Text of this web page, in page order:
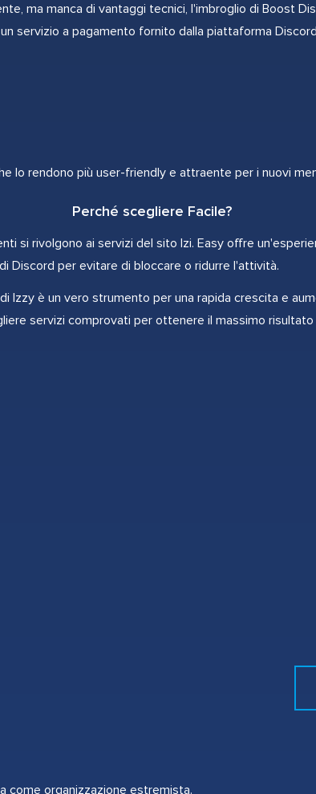
ma manca di vantaggi tecnici, l'imbroglio di Boost
servizio a pagamento fornito dalla piattaforma
lo rendono più user-friendly e attraente per i nuovi
Perché scegliere Facile?
si rivolgono ai servizi del sito Izi. Easy offre
Discord per evitare di bloccare o ridurre l'attività.
Izzy è un vero strumento per una rapida crescita e
servizi comprovati per ottenere il massimo
come organizzazione estremista.